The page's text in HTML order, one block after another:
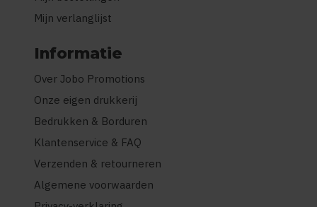
Mijn verlanglijst
Informatie
Over Jobo Promotions
Onze eigen drukkerij
Bedrukken & Borduren
Klantenservice & FAQ
Verzenden & retourneren
Algemene voorwaarden